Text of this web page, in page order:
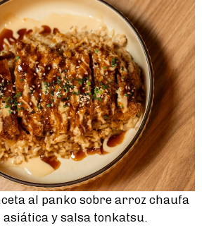
al panko sobre arroz chaufa
asiática y salsa tonkatsu.